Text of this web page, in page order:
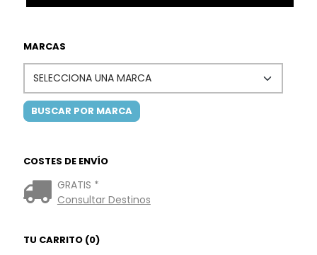
MARCAS
COSTES DE ENVÍO
GRATIS *
Consultar Destinos
TU CARRITO (0)